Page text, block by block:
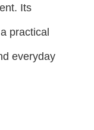
Its
practical
everyday